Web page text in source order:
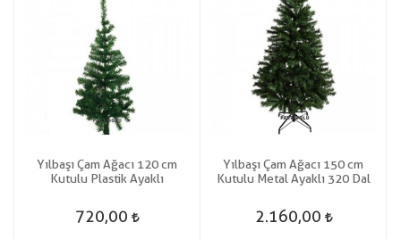
Yılbaşı Çam Ağacı 120 cm
Kutulu Plastik Ayaklı
720,00
Yılbaşı Çam Ağacı 150 cm
Kutulu Metal Ayaklı 320 Dal
2.160,00